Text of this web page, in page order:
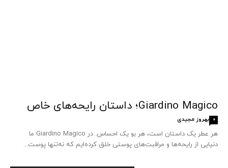
Giardino Magico؛ داستان رایحه‌های خاص
بهروز مجیدی 0
هر عطر یک داستان است، هر بو یک احساس. در Giardino Magico ما
دنیایی از رایحه‌ها و مراقبت‌های پوستی خلق کرده‌ایم که نه‌تنها پوست...